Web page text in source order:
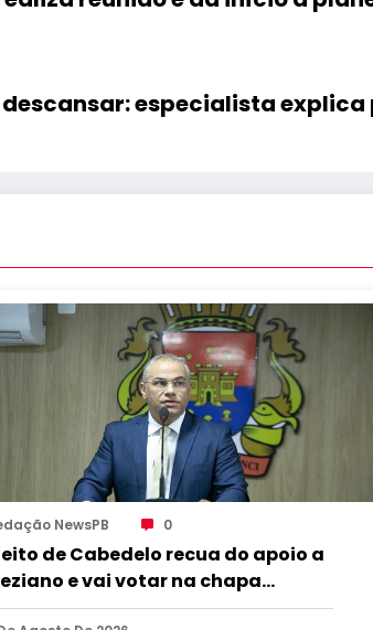
especialista explica
NewsPB 0
de Cabedelo recua do apoio a
e vai votar na chapa
completa